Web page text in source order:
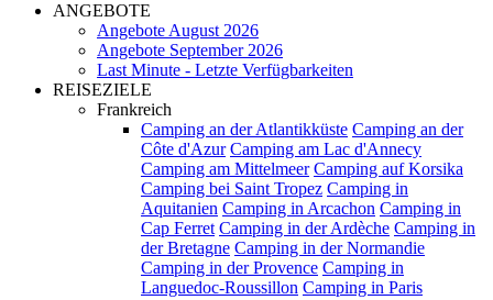
ANGEBOTE
Angebote August 2026
Angebote September 2026
Last Minute - Letzte Verfügbarkeiten
REISEZIELE
Frankreich
Camping an der Atlantikküste Camping an der
Côte d'Azur Camping am Lac d'Annecy
Camping am Mittelmeer Camping auf Korsika
Camping bei Saint Tropez Camping in
Aquitanien Camping in Arcachon Camping in
Cap Ferret Camping in der Ardèche Camping in
der Bretagne Camping in der Normandie
Camping in der Provence Camping in
Languedoc-Roussillon Camping in Paris